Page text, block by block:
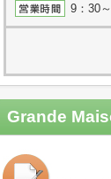
9：30
Grande